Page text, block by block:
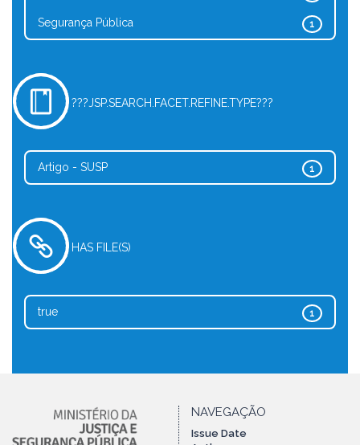
1
Segurança Pública
???JSP.SEARCH.FACET.REFINE.TYPE???
1
Artigo - SUSP
HAS FILE(S)
1
true
NAVEGAÇÃO
Issue Date